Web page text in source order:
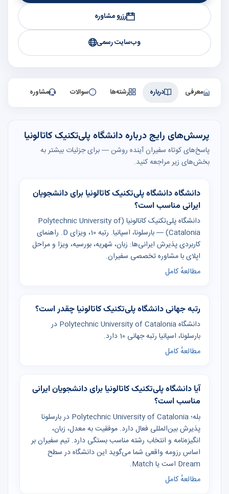
رزرو مشاوره
وب‌سایت رسمی
معرفی درباره رشته‌ها سوالات مشاوره
پرسش‌های رایج درباره دانشگاه پلی‌تکنیک کاتالونیا
پاسخ‌های کوتاه سفیران آینده روشن — برای جزئیات بیشتر به
بخش‌های زیر مراجعه کنید.
دانشگاه دانشگاه پلی‌تکنیک کاتالونیا برای دانشجویان
ایرانی مناسب است؟
دانشگاه پلی‌تکنیک کاتالونیا (Polytechnic University of
Catalonia) — بارسلونا، اسپانیا. رتبه 10، ویزای D. راهنمای
کاربردی پذیرش ایرانی‌ها: زبان، شهریه، بورسیه، ویزا و مراحل
اپلای با مشاوره تخصصی سفیران.
مطالعهٔ کامل
رتبه جهانی دانشگاه پلی‌تکنیک کاتالونیا چقدر است؟
دانشگاه Polytechnic University of Catalonia در
بارسلونا، اسپانیا رتبه جهانی 10 دارد.
مطالعهٔ کامل
آیا دانشگاه پلی‌تکنیک کاتالونیا برای دانشجویان ایرانی
مناسب است؟
بله؛ Polytechnic University of Catalonia در بارسلونا
پذیرش بین‌المللی فعال دارد. موفقیت به معدل، زبان،
انگیزه‌نامه و انتخاب رشته مناسب بستگی دارد. تیم سفیران بر
اساس رزومه واقعی شما می‌گوید این دانشگاه در سطح
Dream است یا Match.
مطالعهٔ کامل